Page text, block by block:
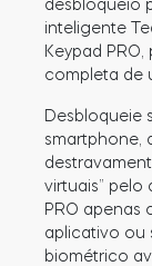
desbloqueio
inteligente
Keypad
completa de
Desbloqueie
smartphone,
virtuais” pelo
PRO apenas
aplicativo ou
biométrico